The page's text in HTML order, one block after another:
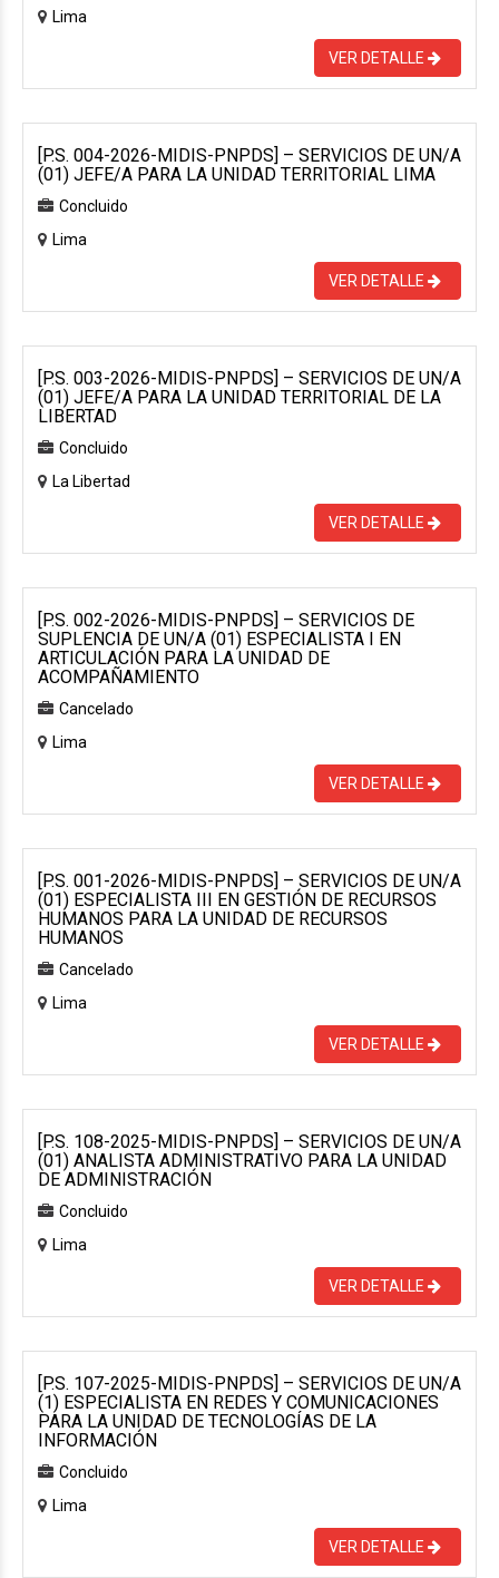
Lima
VER DETALLE
[P.S. 004-2026-MIDIS-PNPDS] – SERVICIOS DE UN/A
(01) JEFE/A PARA LA UNIDAD TERRITORIAL LIMA
Concluido
Lima
VER DETALLE
[P.S. 003-2026-MIDIS-PNPDS] – SERVICIOS DE UN/A
(01) JEFE/A PARA LA UNIDAD TERRITORIAL DE LA
LIBERTAD
Concluido
La Libertad
VER DETALLE
[P.S. 002-2026-MIDIS-PNPDS] – SERVICIOS DE
SUPLENCIA DE UN/A (01) ESPECIALISTA I EN
ARTICULACIÓN PARA LA UNIDAD DE
ACOMPAÑAMIENTO
Cancelado
Lima
VER DETALLE
[P.S. 001-2026-MIDIS-PNPDS] – SERVICIOS DE UN/A
(01) ESPECIALISTA III EN GESTIÓN DE RECURSOS
HUMANOS PARA LA UNIDAD DE RECURSOS
HUMANOS
Cancelado
Lima
VER DETALLE
[P.S. 108-2025-MIDIS-PNPDS] – SERVICIOS DE UN/A
(01) ANALISTA ADMINISTRATIVO PARA LA UNIDAD
DE ADMINISTRACIÓN
Concluido
Lima
VER DETALLE
[P.S. 107-2025-MIDIS-PNPDS] – SERVICIOS DE UN/A
(1) ESPECIALISTA EN REDES Y COMUNICACIONES
PARA LA UNIDAD DE TECNOLOGÍAS DE LA
INFORMACIÓN
Concluido
Lima
VER DETALLE